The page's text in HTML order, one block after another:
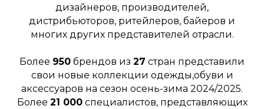
дизайнеров, производителей,
дистрибьюторов, ритейлеров, байеров и
многих других представителей отрасли.
Более 950 брендов из 27 стран представили
свои новые коллекции одежды,обуви и
аксессуаров на сезон осень-зима 2024/2025.
Более 21 000специалистов, представляющих